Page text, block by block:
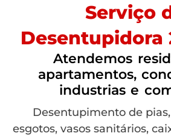
Serviço
Desentupidora
Atendemos
apartamentos,
industrias e
Desentupimento de pias,
esgotos, vasos sanitários,